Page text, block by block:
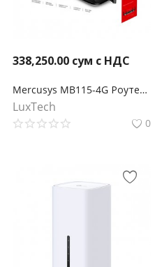
338,250.00 сум с НДС
Mercusys MB115-4G Роутер Wi-Fi N300 с поддержкой 4G LTE
LuxTech
0